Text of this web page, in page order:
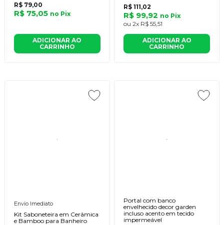
R$ 79,00
R$ 75,05 no Pix
ADICIONAR AO
CARRINHO
R$ 111,02
R$ 99,92 no Pix
ou 2x R$ 55,51
ADICIONAR AO
CARRINHO
Envio Imediato
Kit Saboneteira em Cerâmica
e Bamboo para Banheiro
Portal com banco
envelhecido decor garden
incluso acento em tecido
impermeável